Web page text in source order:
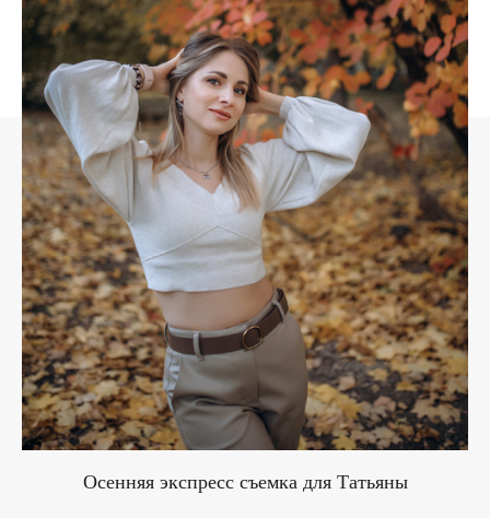
Осенняя экспресс съемка для Татьяны